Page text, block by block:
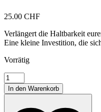
25.00 CHF
Verlängert die Haltbarkeit
Eine kleine Investition, die
Vorrätig
Humidome
Menge
In den Warenkorb